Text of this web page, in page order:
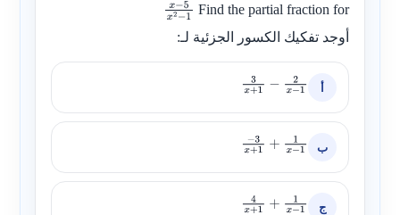
Find the partial fraction for
x−5x
−1
أوجد تفكيك الكسور الجزئية لـ:
أ 3x+1 −2 x−1
ب −3x+ 1+ 1x−1
ج 4x+1 +1 x−1